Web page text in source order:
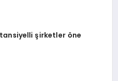
şirketler öne